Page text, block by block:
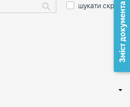
шукати скрізьЗміст документа